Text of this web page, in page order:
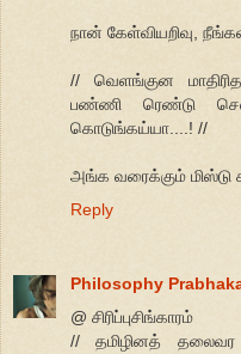
நான் கேள்வியறிவு, நீங்கள்
// வெளங்குன
பண்ணி ரெண்டு
கொடுங்கய்யா....! //
அங்க வரைக்கும் மிஸ்டு
Reply
Philosophy
@ சிரிப்புசிங்காரம்
// தமிழினத் தலைவர